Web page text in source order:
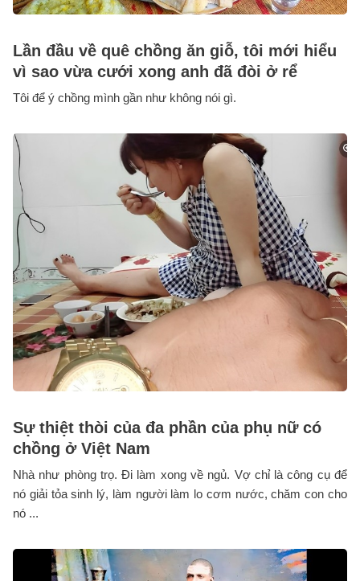
Lần đầu về quê chồng ăn giỗ, tôi mới hiểu
vì sao vừa cưới xong anh đã đòi ở rể
Tôi để ý chồng mình gần như không nói gì.
Sự thiệt thòi của đa phần của phụ nữ có
chồng ở Việt Nam
Nhà như phòng trọ. Đi làm xong về ngủ. Vợ chỉ là công cụ để
nó giải tỏa sinh lý, làm người làm lo cơm nước, chăm con cho
nó ...